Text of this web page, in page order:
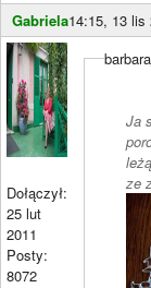
Gabriela14:15, 13 lis
Dołączył:
25 lut
2011
Posty:
8072
Ja
ze